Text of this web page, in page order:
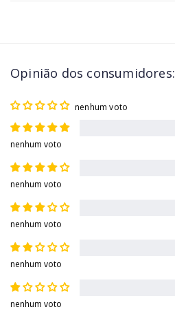
Opinião dos consumidores:
nenhum voto
nenhum voto
nenhum voto
nenhum voto
nenhum voto
nenhum voto